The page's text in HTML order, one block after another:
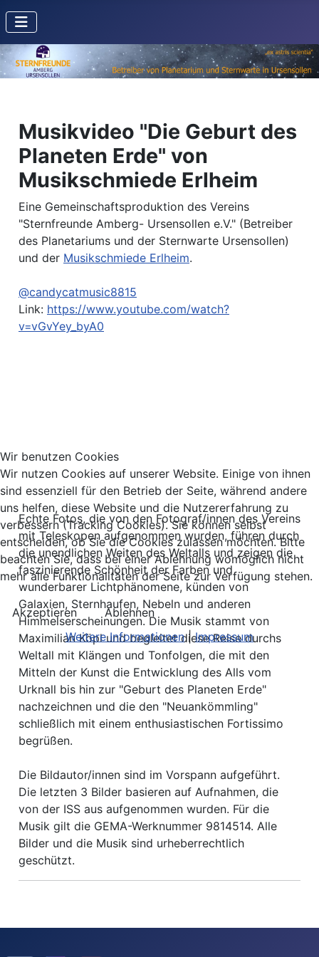
Musikvideo "Die Geburt des
Planeten Erde" von
Musikschmiede Erlheim
Eine Gemeinschaftsproduktion des Vereins
"Sternfreunde Amberg- Ursensollen e.V." (Betreiber
des Planetariums und der Sternwarte Ursensollen)
und der Musikschmiede Erlheim.
@candycatmusic8815
Link: https://www.youtube.com/watch?
v=vGvYey_byA0
Echte Fotos, die von den Fotograf/innen des Vereins
mit Teleskopen aufgenommen wurden, führen durch
die unendlichen Weiten des Weltalls und zeigen die
faszinierende Schönheit der Farben und
wunderbarer Lichtphänomene, künden von
Galaxien, Sternhaufen, Nebeln und anderen
Himmelserscheinungen. Die Musik stammt von
Maximilian Köpl und begleitet diese Reise durchs
Weltall mit Klängen und Tonfolgen, die mit den
Mitteln der Kunst die Entwicklung des Alls vom
Urknall bis hin zur "Geburt des Planeten Erde"
nachzeichnen und die den "Neuankömmling"
schließlich mit einem enthusiastischen Fortissimo
begrüßen.
Die Bildautor/innen sind im Vorspann aufgeführt.
Die letzten 3 Bilder basieren auf Aufnahmen, die
von der ISS aus aufgenommen wurden. Für die
Musik gilt die GEMA-Werknummer 9814514. Alle
Bilder und die Musik sind urheberrechtlich
geschützt.
Wir benutzen Cookies
Wir nutzen Cookies auf unserer Website. Einige von ihnen
sind essenziell für den Betrieb der Seite, während andere
uns helfen, diese Website und die Nutzererfahrung zu
verbessern (Tracking Cookies). Sie können selbst
entscheiden, ob Sie die Cookies zulassen möchten. Bitte
beachten Sie, dass bei einer Ablehnung womöglich nicht
mehr alle Funktionalitäten der Seite zur Verfügung stehen.
Akzeptieren
Ablehnen
Weitere Informationen|Impressum